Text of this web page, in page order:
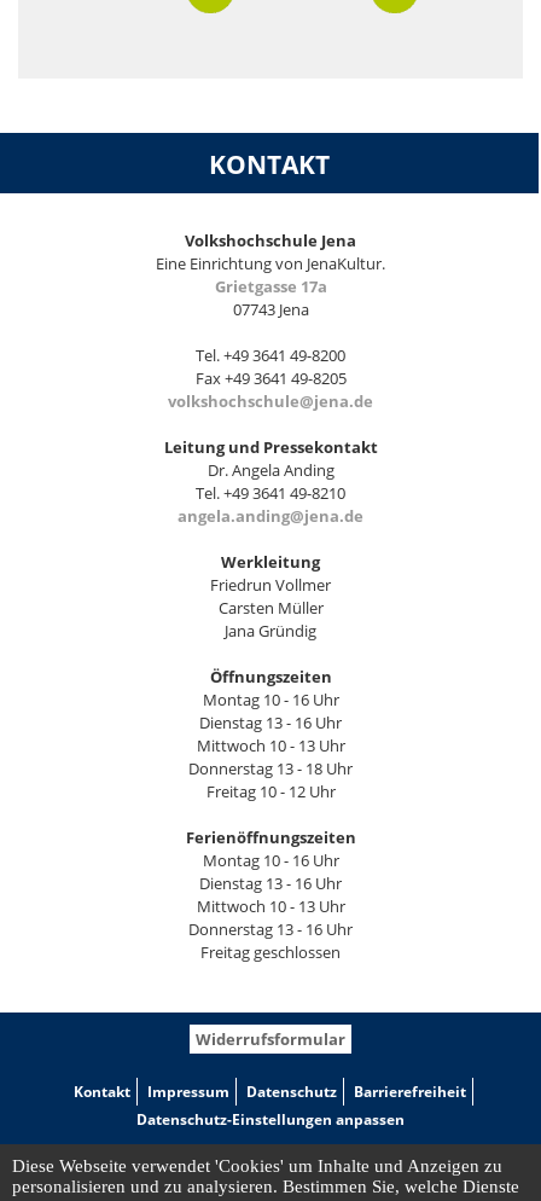
KONTAKT
Volkshochschule Jena
Eine Einrichtung von JenaKultur.
Grietgasse 17a
07743 Jena
Tel. +49 3641 49-8200
Fax +49 3641 49-8205
volkshochschule@jena.de
Leitung und Pressekontakt
Dr. Angela Anding
Tel. +49 3641 49-8210
angela.anding@jena.de
Werkleitung
Friedrun Vollmer
Carsten Müller
Jana Gründig
Öffnungszeiten
Montag 10 - 16 Uhr
Dienstag 13 - 16 Uhr
Mittwoch 10 - 13 Uhr
Donnerstag 13 - 18 Uhr
Freitag 10 - 12 Uhr
Ferienöffnungszeiten
Montag 10 - 16 Uhr
Dienstag 13 - 16 Uhr
Mittwoch 10 - 13 Uhr
Donnerstag 13 - 16 Uhr
Freitag geschlossen
Widerrufsformular
Kontakt Impressum Datenschutz
Barrierefreiheit
Datenschutz-Einstellungen anpassen
Diese Webseite verwendet 'Cookies' um Inhalte und Anzeigen zu
personalisieren und zu analysieren. Bestimmen Sie, welche Dienste